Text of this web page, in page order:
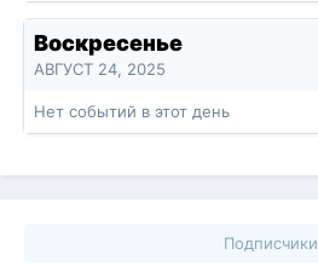
Воскресенье
АВГУСТ 24, 2025
Нет событий в этот день
Подписчики